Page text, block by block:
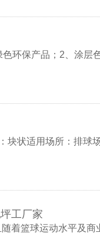
环保产品；2、涂层
状适用场所：排球
工厂家
着篮球运动水平及